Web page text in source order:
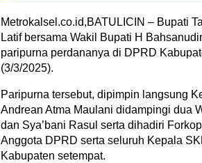
Metrokalsel.co.id,BATULICIN – Bupati
Latif bersama Wakil Bupati H
paripurna perdananya di DPRD
(3/3/2025).
Paripurna tersebut, dipimpin langsung
Andrean Atma Maulani didampingi dua
dan Sya’bani Rasul serta dihadiri
Anggota DPRD serta seluruh Kepala
Kabupaten setempat.